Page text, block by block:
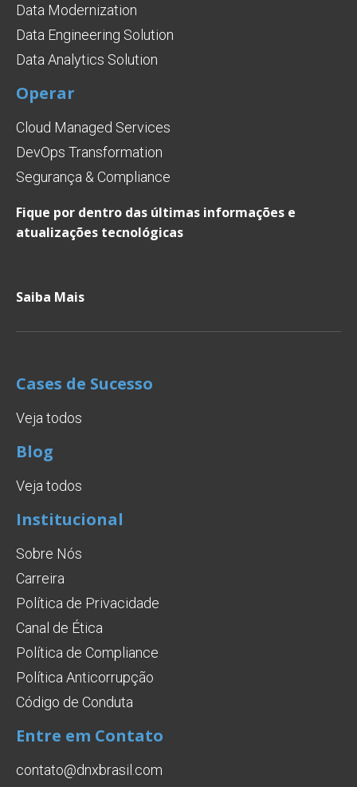
Data Modernization
Data Engineering Solution
Data Analytics Solution
Operar
Cloud Managed Services
DevOps Transformation
Segurança & Compliance
Fique por dentro das últimas informações e
atualizações tecnológicas
Saiba Mais
Cases de Sucesso
Veja todos
Blog
Veja todos
Institucional
Sobre Nós
Carreira
Política de Privacidade
Canal de Ética
Política de Compliance
Política Anticorrupção
Código de Conduta
Entre em Contato
contato@dnxbrasil.com